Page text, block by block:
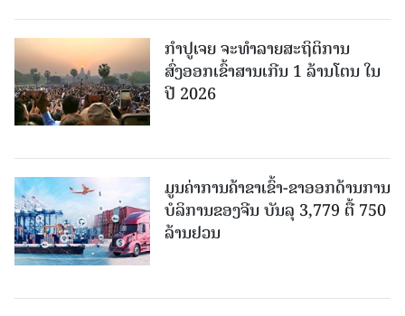
ກຳປູເຈຍ ຈະທຳລາຍສະຖິຕິການ
ສົ່ງອອກເຂົ້າສານເກີນ 1 ລ້ານໂຕນ ໃນ
ປີ 2026
ມູນຄ່າການຄ້າຂາເຂົ້າ-ຂາອອກດ້ານການ
ບໍລິການຂອງຈີນ ບັນລຸ 3,779 ຕື້ 750
ລ້ານຢວນ